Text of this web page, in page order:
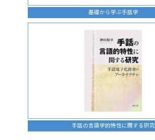
基礎から学ぶ手話学
手話の言語学的特性に関する研究